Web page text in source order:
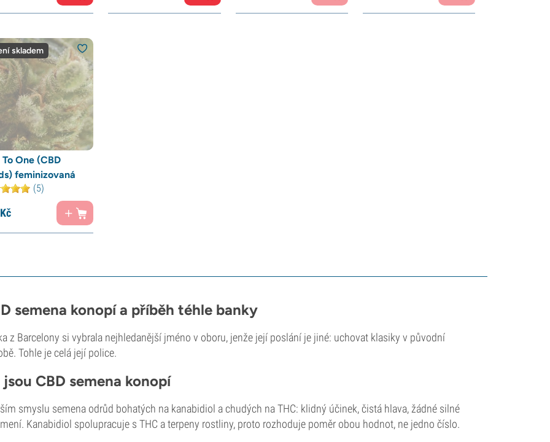
skladem
One (CBD
feminizovaná
(5)
Kč
semena konopí a příběh téhle banky
z Barcelony si vybrala nejhledanější jméno v oboru, jenže její poslání je jiné: uchovat klasiky v původní
Tohle je celá její police.
jsou CBD semena konopí
smyslu semena odrůd bohatých na kanabidiol a chudých na THC: klidný účinek, čistá hlava, žádné silné
Kanabidiol spolupracuje s THC a terpeny rostliny, proto rozhoduje poměr obou hodnot, ne jedno číslo.